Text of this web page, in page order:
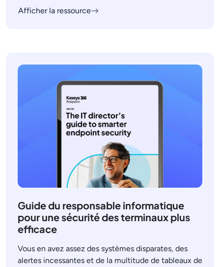
Afficher la ressource
Guide du responsable informatique
pour une sécurité des terminaux plus
efficace
Vous en avez assez des systèmes disparates, des
alertes incessantes et de la multitude de tableaux de